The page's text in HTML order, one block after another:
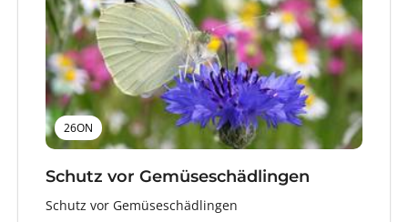
26ON
Schutz vor Gemüseschädlingen
Schutz vor Gemüseschädlingen